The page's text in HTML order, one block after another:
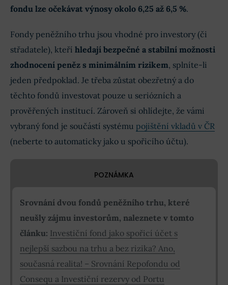
fondu lze očekávat výnosy okolo 6,25 až 6,5 %.
Fondy peněžního trhu jsou vhodné pro investory (či
střadatele), kteří hledají bezpečné a stabilní možnosti
zhodnocení peněz s minimálním rizikem, splníte-li
jeden předpoklad. Je třeba zůstat obezřetný a do
těchto fondů investovat pouze u seriózních a
prověřených institucí. Zároveň si ohlídejte, že vámi
vybraný fond je součástí systému pojištění vkladů v ČR
(neberte to automaticky jako u spořicího účtu).
POZNÁMKA
Srovnání dvou fondů peněžního trhu, které
neušly zájmu investorům, naleznete v tomto
článku: Investiční fond jako spořicí účet s
nejlepší sazbou na trhu a bez rizika? Ano,
současná realita! – Srovnání Repofondu od
Consequ a Investiční rezervy od Portu